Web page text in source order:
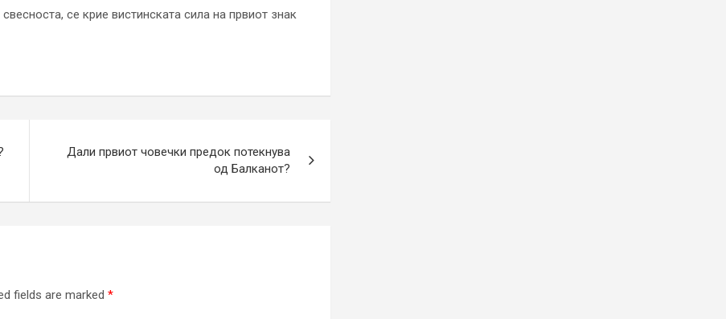
се крие вистинската сила на првиот знак
Дали првиот човечки предок потекнува
од Балканот?
fields are marked *